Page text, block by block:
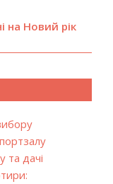
на Новий рік
та дачі